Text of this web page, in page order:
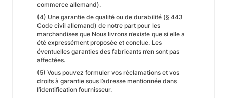
commerce allemand).
(4) Une garantie de qualité ou de durabilité (§ 443
Code civil allemand) de notre part pour les
marchandises que Nous livrons n’existe que si elle a
été expressément proposée et conclue. Les
éventuelles garanties des fabricants n’en sont pas
affectées.
(5) Vous pouvez formuler vos réclamations et vos
droits à garantie sous l’adresse mentionnée dans
l’identification fournisseur.